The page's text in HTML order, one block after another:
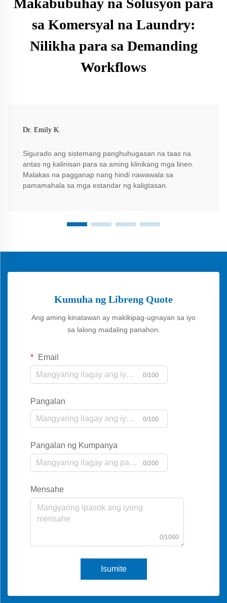
Makabubuhay na Solusyon para
sa Komersyal na Laundry:
Nilikha para sa Demanding
Workflows
Dr. Emily K.
Sigurado ang sistemang panghuhugasan na taas na
antas ng kalinisan para sa aming klinikang mga linen.
Malakas na pagganap nang hindi nawawala sa
pamamahala sa mga estandar ng kaligtasan.
Kumuha ng Libreng Quote
Ang aming kinatawan ay makikipag-ugnayan sa iyo
sa lalong madaling panahon.
Email
0/100
Pangalan
0/100
Pangalan ng Kumpanya
0/200
Mensahe
0/1000
Isumite